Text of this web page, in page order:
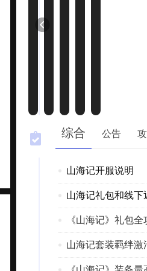
综合 公告
山海记开服说明
山海记礼包和线下
《山海记》礼包
山海记套装羁绊激